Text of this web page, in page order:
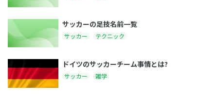
サッカーの足技名前一覧
サッカー テクニック
ドイツのサッカーチーム事情とは?
サッカー 雑学